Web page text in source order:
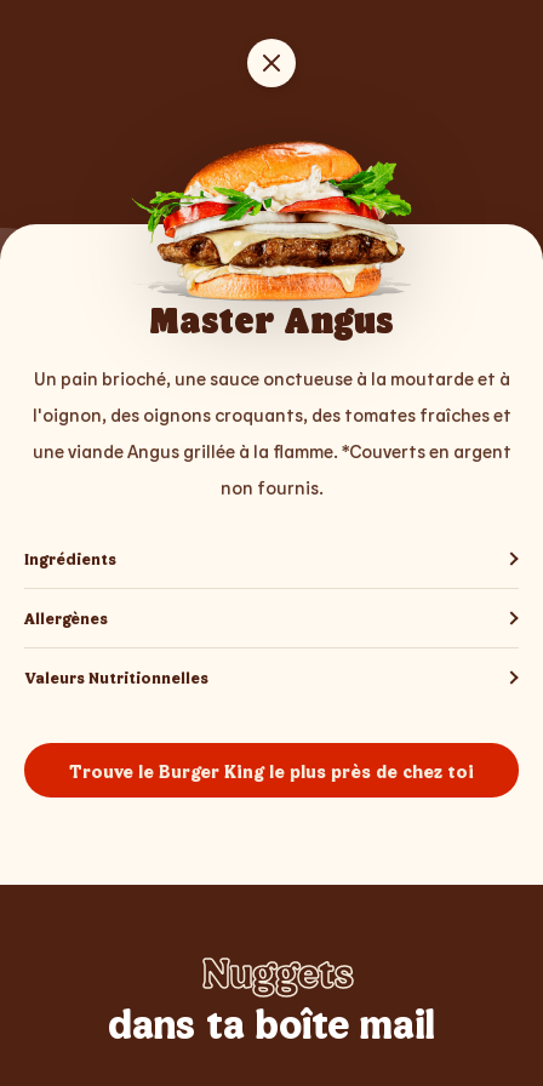
OF
Master Angus
Un pain brioché, une sauce onctueuse à la moutarde et à
l'oignon, des oignons croquants, des tomates fraîches et
une viande Angus grillée à la flamme. *Couverts en argent
non fournis.
Ingrédients
Allergènes
Valeurs Nutritionnelles
Trouve le Burger King le plus près de chez toi
Whopper
Nuggets
Frites
Burgers
Poulet
Sundae
dans ta boîte mail